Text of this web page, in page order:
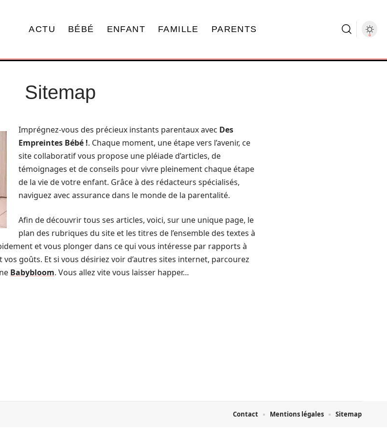
ACTU BÉBÉ ENFANT FAMILLE PARENTS
Sitemap
Imprégnez-vous des précieux instants parentaux avec Des
Empreintes Bébé !. Chaque moment, une étape vers l’avenir, ce
site collaboratif vous propose une pléiade d’articles, de
témoignages et de conseils pour vivre pleinement chaque étape
de la vie de votre enfant. Grâce à des rédacteurs spécialisés,
naviguez avec assurance dans le monde de la parentalité.
Afin de découvrir tous ses articles, voici, sur une unique page, le
plan des rubriques du site et les titres de l’ensemble des textes à
et vous plonger dans ce qui vous intéresse par rapports à
goûts. Et si vous désiriez voir d’autres sites internet, parcourez
Babybloom. Vous allez vite vous laisser happer…
Contact Mentions légales Sitemap